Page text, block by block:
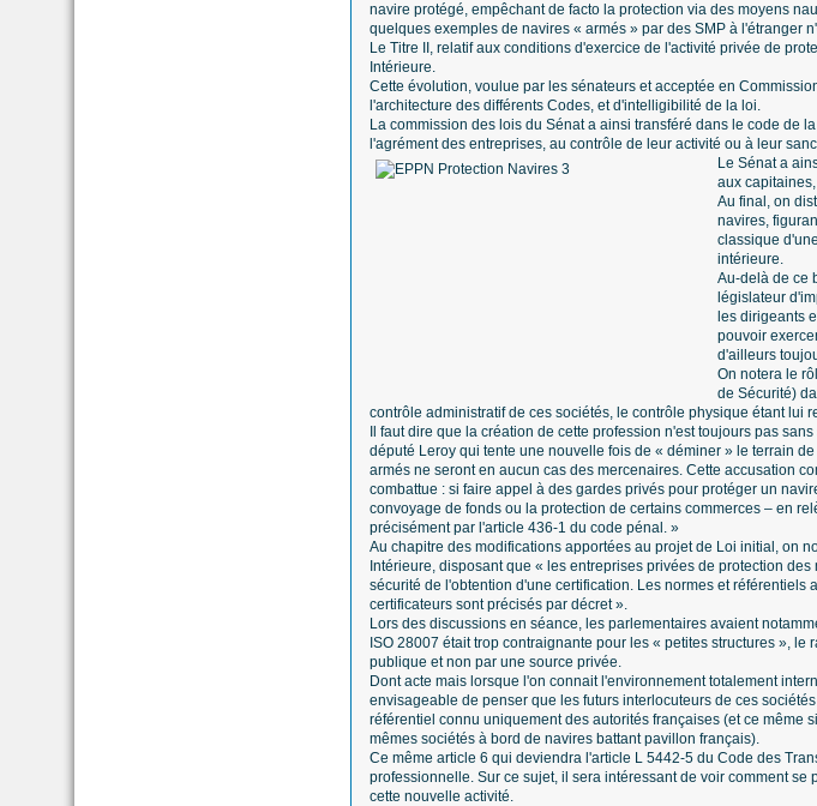
navire protégé, empêchant de facto la protection via des moyens
quelques exemples de navires « armés » par des SMP à l'étranger
Le Titre II, relatif aux conditions d'exercice de l'activité privée de
Intérieure.
Cette évolution, voulue par les sénateurs et acceptée en
l'architecture des différents Codes, et d'intelligibilité de la loi.
La commission des lois du Sénat a ainsi transféré dans le code de
l'agrément des entreprises, au contrôle de leur activité ou à leur
Le Sénat a
aux
Au final, on
navires,
classique
intérieure.
Au-delà de ce
législateur
les dirigeants
pouvoir
d'ailleurs
On notera le
de Sécurité)
contrôle administratif de ces sociétés, le contrôle physique étant lui
Il faut dire que la création de cette profession n'est toujours pas
député Leroy qui tente une nouvelle fois de « déminer » le terrain
armés ne seront en aucun cas des mercenaires. Cette accusation
combattue : si faire appel à des gardes privés pour protéger un
convoyage de fonds ou la protection de certains commerces – en
précisément par l'article 436-1 du code pénal. »
Au chapitre des modifications apportées au projet de Loi initial, on
Intérieure, disposant que « les entreprises privées de protection
sécurité de l'obtention d'une certification. Les normes et
certificateurs sont précisés par décret ».
Lors des discussions en séance, les parlementaires avaient
ISO 28007 était trop contraignante pour les « petites structures »,
publique et non par une source privée.
Dont acte mais lorsque l'on connait l'environnement totalement
envisageable de penser que les futurs interlocuteurs de ces
référentiel connu uniquement des autorités françaises (et ce même
mêmes sociétés à bord de navires battant pavillon français).
Ce même article 6 qui deviendra l'article L 5442-5 du Code des
professionnelle. Sur ce sujet, il sera intéressant de voir comment
cette nouvelle activité.